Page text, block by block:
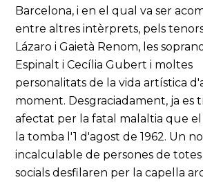
Barcelona, i en el qual va ser
entre altres intèrprets, pels
Lázaro i Gaietà Renom, les
Espinalt i Cecília Gubert i moltes
personalitats de la vida artística
moment. Desgraciadament, ja es
afectat per la fatal malaltia que
la tomba l'1 d'agost de 1962. Un
incalculable de persones de totes
socials desfilaren per la capella